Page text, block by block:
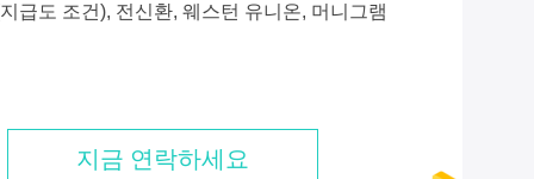
급도 조건), 전신환, 웨스턴 유니온, 머니그램
지금 연락하세요